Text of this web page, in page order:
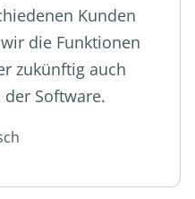
Kunden
die Funktionen
zukünftig auch
Software.